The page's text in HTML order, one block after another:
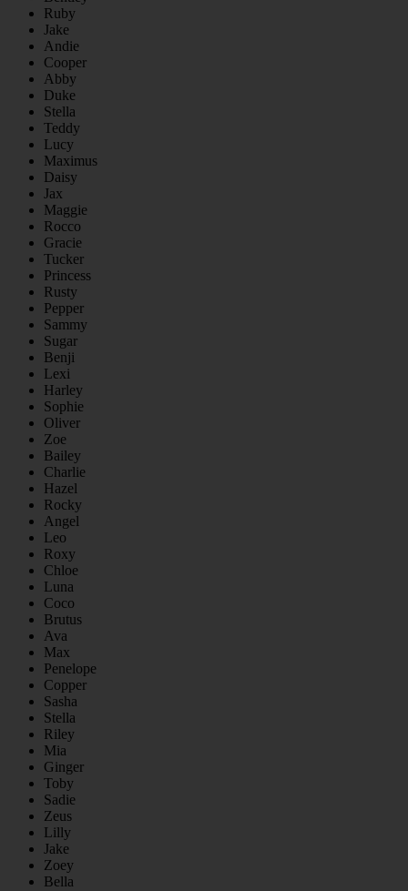
Ruby
Jake
Andie
Cooper
Abby
Duke
Stella
Teddy
Lucy
Maximus
Daisy
Jax
Maggie
Rocco
Gracie
Tucker
Princess
Rusty
Pepper
Sammy
Sugar
Benji
Lexi
Harley
Sophie
Oliver
Zoe
Bailey
Charlie
Hazel
Rocky
Angel
Leo
Roxy
Chloe
Luna
Coco
Brutus
Ava
Max
Penelope
Copper
Sasha
Stella
Riley
Mia
Ginger
Toby
Sadie
Zeus
Lilly
Jake
Zoey
Bella